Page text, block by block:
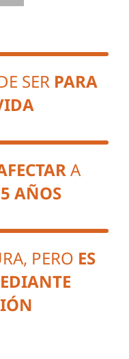
SER PARA
A
AÑOS
PERO ES